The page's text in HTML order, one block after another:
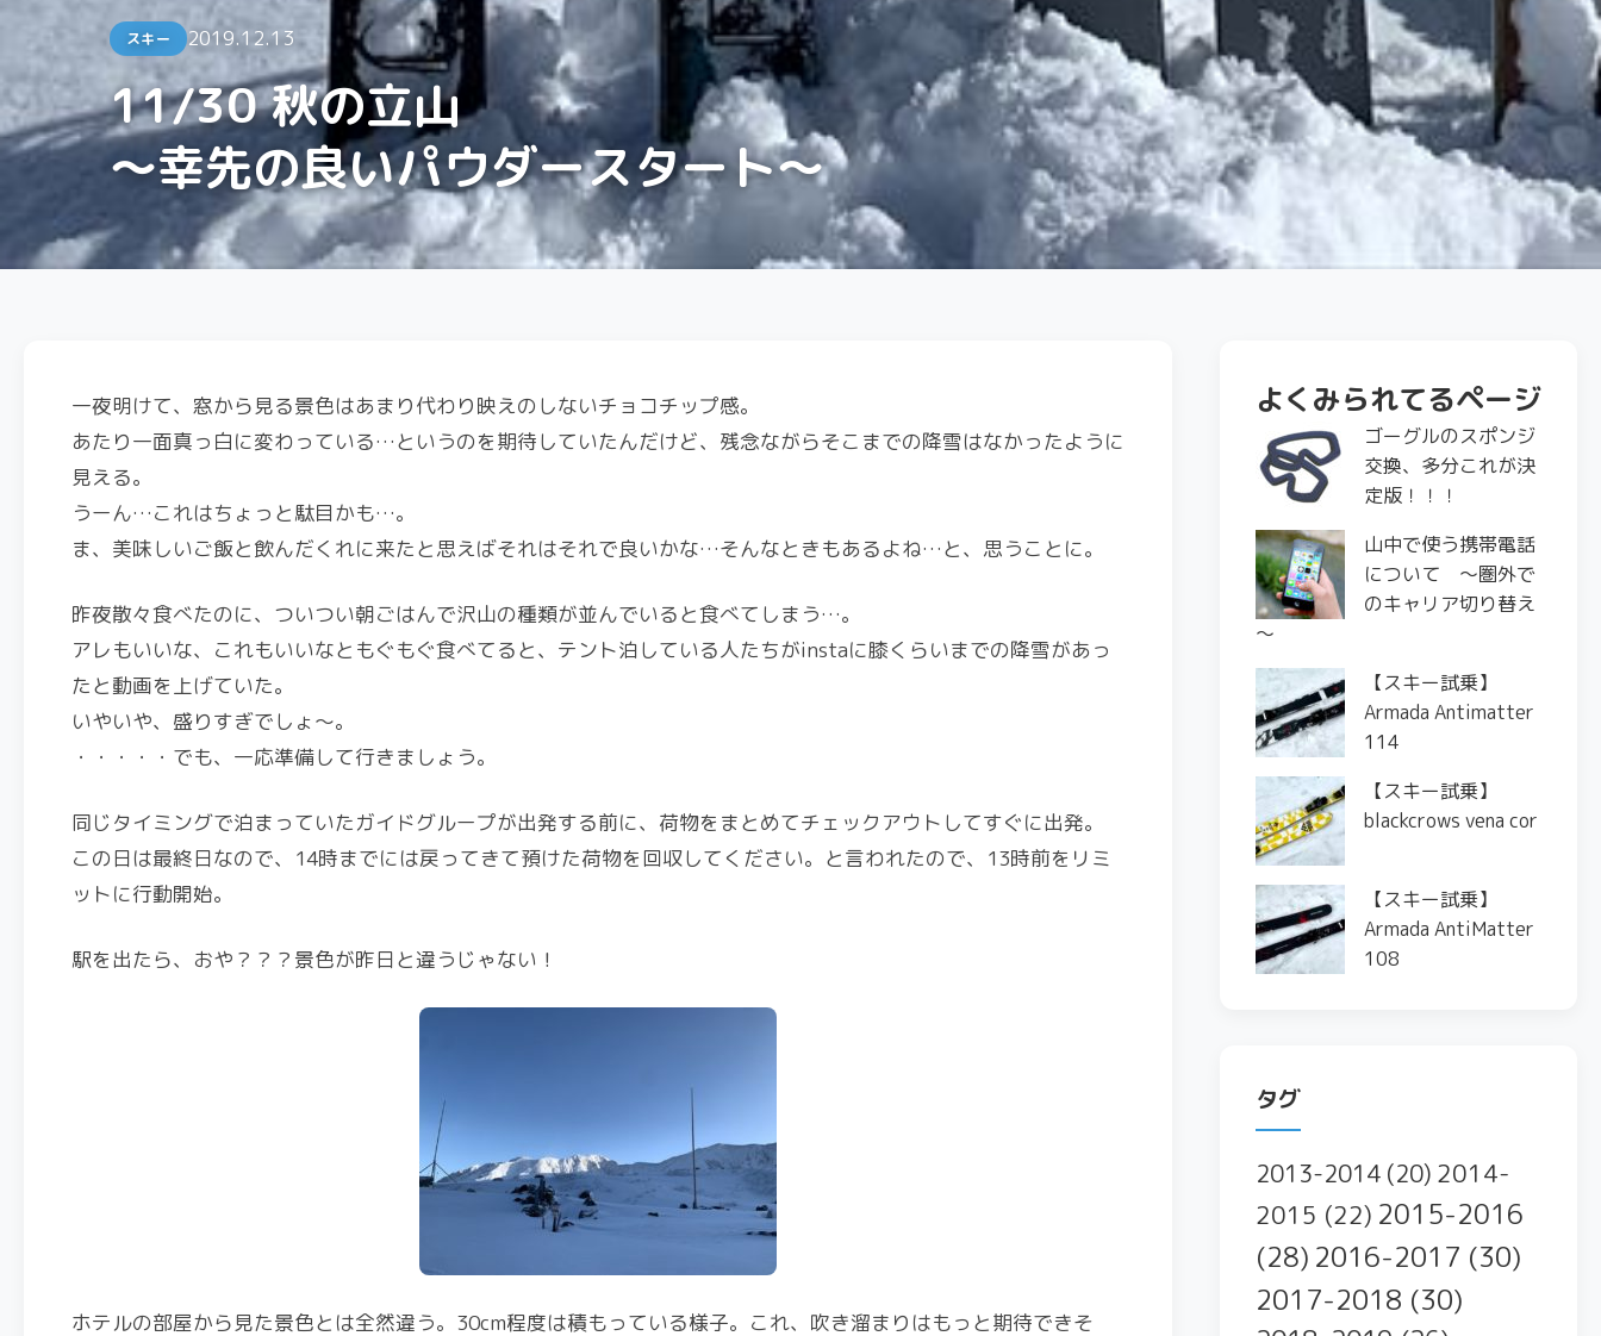
スキー 2019.12.13
11/30 秋の立山
〜幸先の良いパウダースタート〜
一夜明けて、窓から見る景色はあまり代わり映えのしないチョコチップ感。
あたり一面真っ白に変わっている…というのを期待していたんだけど、残念ながらそこまでの降雪はなかったように
見える。
うーん…これはちょっと駄目かも…。
ま、美味しいご飯と飲んだくれに来たと思えばそれはそれで良いかな…そんなときもあるよね…と、思うことに。
昨夜散々食べたのに、ついつい朝ごはんで沢山の種類が並んでいると食べてしまう…。
アレもいいな、これもいいなともぐもぐ食べてると、テント泊している人たちがinstaに膝くらいまでの降雪があっ
たと動画を上げていた。
いやいや、盛りすぎでしょ～。
・・・・・でも、一応準備して行きましょう。
同じタイミングで泊まっていたガイドグループが出発する前に、荷物をまとめてチェックアウトしてすぐに出発。
この日は最終日なので、14時までには戻ってきて預けた荷物を回収してください。と言われたので、13時前をリミ
ットに行動開始。
駅を出たら、おや？？？景色が昨日と違うじゃない！
ホテルの部屋から見た景色とは全然違う。30cm程度は積もっている様子。これ、吹き溜まりはもっと期待できそ
よくみられてるページ
ゴーグルのスポンジ
交換、多分これが決
定版！！！
山中で使う携帯電話
について ～圏外で
のキャリア切り替え
～
【スキー試乗】
Armada Antimatter
114
【スキー試乗】
blackcrows vena cor
【スキー試乗】
Armada AntiMatter
108
タグ
2013-2014 (20) 2014-
2015 (22) 2015-2016
(28) 2016-2017 (30)
2017-2018 (30)